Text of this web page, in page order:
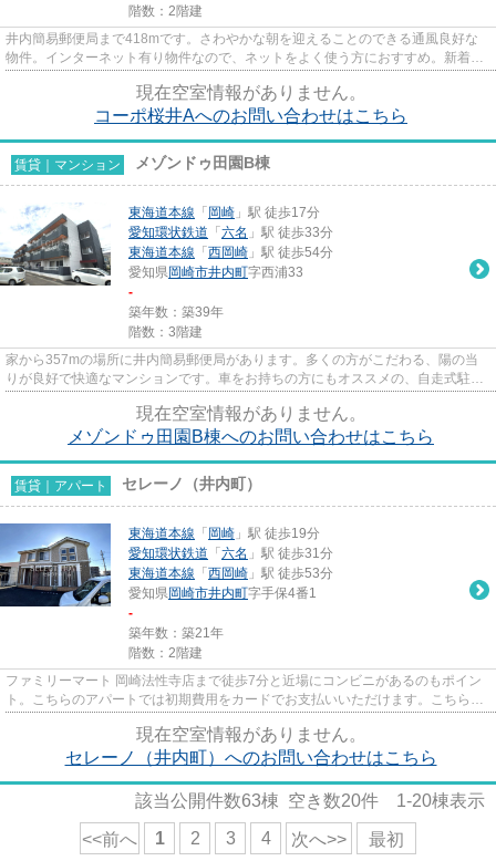
階数：2階建
井内簡易郵便局まで418mです。さわやかな朝を迎えることのできる通風良好な
物件。インターネット有り物件なので、ネットをよく使う方におすすめ。新着情
現在空室情報がありません。
コーポ桜井Aへのお問い合わせはこちら
賃貸｜マンション メゾンドゥ田園B棟
東海道本線 「 岡崎 」駅 徒歩17分
愛知環状鉄道 「 六名 」駅 徒歩33分
東海道本線 「 西岡崎 」駅 徒歩54分
愛知県岡崎市井内町字西浦33
-
築年数：築39年
階数：3階建
家から357mの場所に井内簡易郵便局があります。多くの方がこだわる、陽の当
りが良好で快適なマンションです。車をお持ちの方にもオススメの、自走式駐車
現在空室情報がありません。
メゾンドゥ田園B棟へのお問い合わせはこちら
賃貸｜アパート セレーノ（井内町）
東海道本線 「 岡崎 」駅 徒歩19分
愛知環状鉄道 「 六名 」駅 徒歩31分
東海道本線 「 西岡崎 」駅 徒歩53分
愛知県岡崎市井内町字手保4番1
-
築年数：築21年
階数：2階建
ファミリーマート 岡崎法性寺店まで徒歩7分と近場にコンビニがあるのもポイン
ト。こちらのアパートでは初期費用をカードでお支払いいただけます。こちらの
現在空室情報がありません。
セレーノ（井内町）へのお問い合わせはこちら
該当公開件数63棟 空き数20件 1-20棟表示
<<前へ 1 2 3 4 次へ>> 最初